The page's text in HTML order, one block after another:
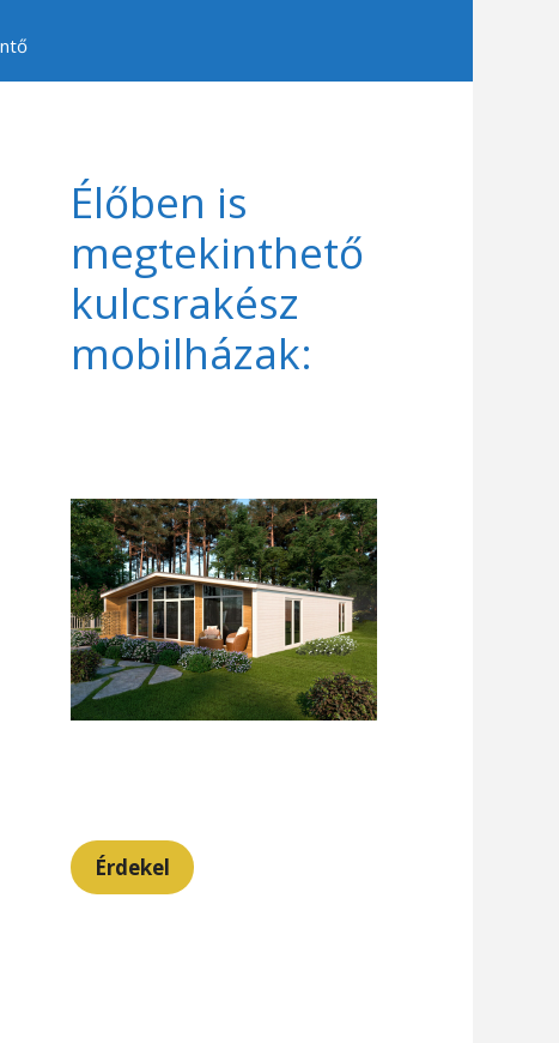
Élőben is
megtekinthető
kulcsrakész
mobilházak:
Érdekel